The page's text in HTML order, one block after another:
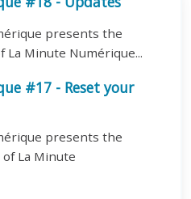
presents the
Minute Numérique...
#17 - Reset your
presents the
La Minute